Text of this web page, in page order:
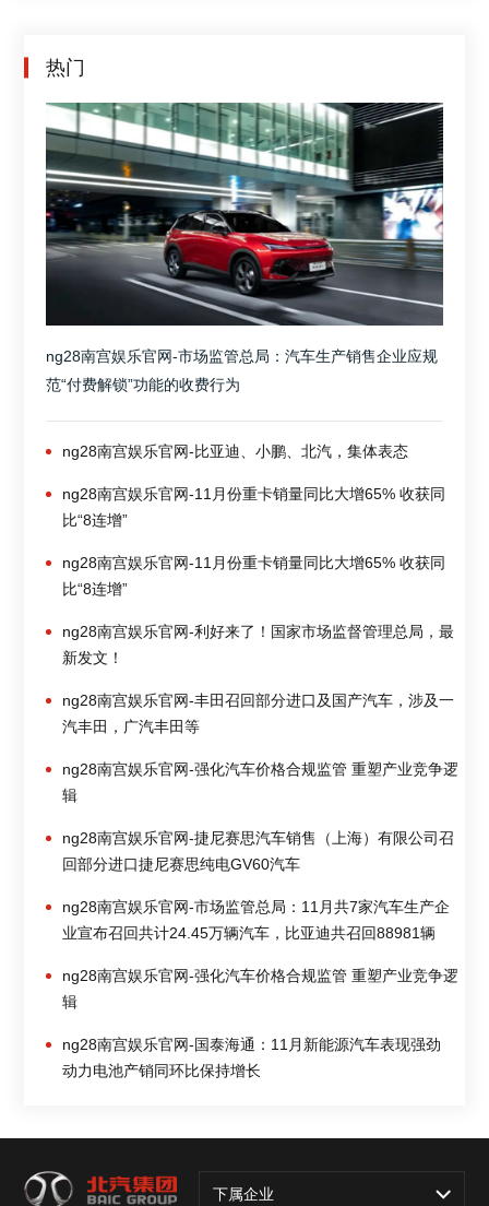
热门
ng28南宫娱乐官网-市场监管总局：汽车生产销售企业应规
范“付费解锁”功能的收费行为
ng28南宫娱乐官网-比亚迪、小鹏、北汽，集体表态
ng28南宫娱乐官网-11月份重卡销量同比大增65% 收获同
比“8连增”
ng28南宫娱乐官网-11月份重卡销量同比大增65% 收获同
比“8连增”
ng28南宫娱乐官网-利好来了！国家市场监督管理总局，最
新发文！
ng28南宫娱乐官网-丰田召回部分进口及国产汽车，涉及一
汽丰田，广汽丰田等
ng28南宫娱乐官网-强化汽车价格合规监管 重塑产业竞争逻
辑
ng28南宫娱乐官网-捷尼赛思汽车销售（上海）有限公司召
回部分进口捷尼赛思纯电GV60汽车
ng28南宫娱乐官网-市场监管总局：11月共7家汽车生产企
业宣布召回共计24.45万辆汽车，比亚迪共召回88981辆
ng28南宫娱乐官网-强化汽车价格合规监管 重塑产业竞争逻
辑
ng28南宫娱乐官网-国泰海通：11月新能源汽车表现强劲
动力电池产销同环比保持增长
下属企业